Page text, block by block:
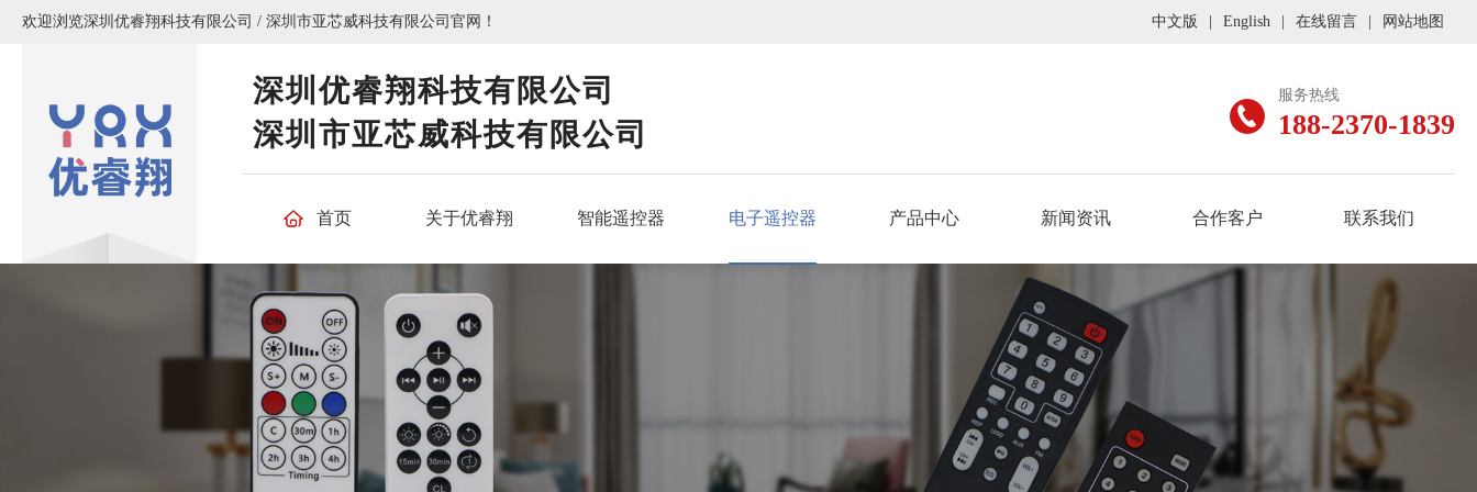
中文版 English 在线留言 网站地图
欢迎浏览深圳优睿翔科技有限公司 / 深圳市亚芯威科技有限公司官网！
深圳优睿翔科技有限公司
深圳市亚芯威科技有限公司
服务热线
188-2370-1839
首页 关于优睿翔 智能遥控器 电子遥控器 产品中心 新闻资讯 合作客户 联系我们